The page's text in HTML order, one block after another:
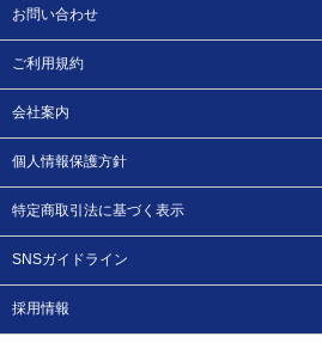
お問い合わせ
ご利用規約
会社案内
個人情報保護方針
特定商取引法に基づく表示
SNSガイドライン
採用情報